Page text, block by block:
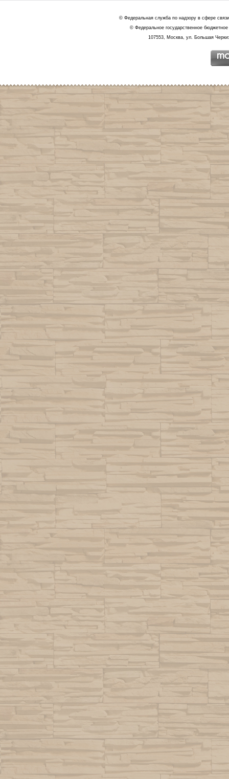
© Федеральная служба по надзору в сфере
© Федеральное государственное
107553, Москва, ул. Большая